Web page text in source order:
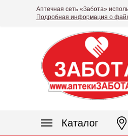
Аптечная сеть «Забота»
Подробная информация о
Каталог